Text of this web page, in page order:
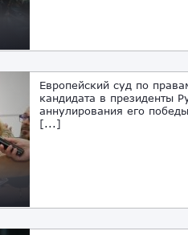
Европейский суд по
кандидата в президенты
аннулирования его
[...]